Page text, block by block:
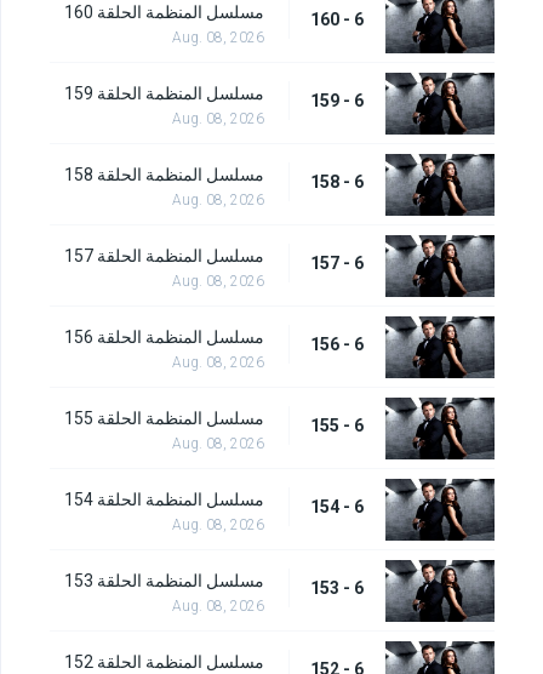
6 - 160 مسلسل المنظمة الحلقة 160
Aug. 08, 2026
6 - 159 مسلسل المنظمة الحلقة 159
Aug. 08, 2026
6 - 158 مسلسل المنظمة الحلقة 158
Aug. 08, 2026
6 - 157 مسلسل المنظمة الحلقة 157
Aug. 08, 2026
6 - 156 مسلسل المنظمة الحلقة 156
Aug. 08, 2026
6 - 155 مسلسل المنظمة الحلقة 155
Aug. 08, 2026
6 - 154 مسلسل المنظمة الحلقة 154
Aug. 08, 2026
6 - 153 مسلسل المنظمة الحلقة 153
Aug. 08, 2026
6 - 152 مسلسل المنظمة الحلقة 152